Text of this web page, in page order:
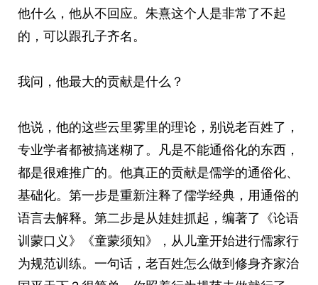
他什么，他从不回应。朱熹这个人是非常了不起
的，可以跟孔子齐名。
我问，他最大的贡献是什么？
他说，他的这些云里雾里的理论，别说老百姓了，
专业学者都被搞迷糊了。凡是不能通俗化的东西，
都是很难推广的。他真正的贡献是儒学的通俗化、
基础化。第一步是重新注释了儒学经典，用通俗的
语言去解释。第二步是从娃娃抓起，编著了《论语
训蒙口义》《童蒙须知》，从儿童开始进行儒家行
为规范训练。一句话，老百姓怎么做到修身齐家治